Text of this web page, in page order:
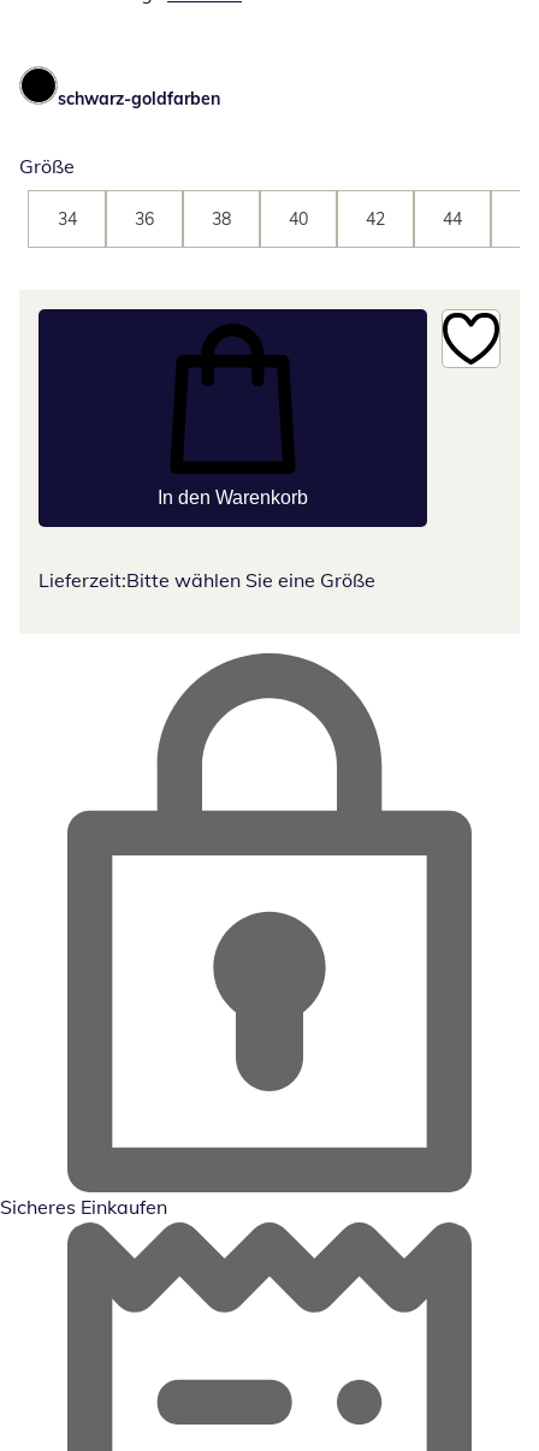
schwarz-goldfarben
Größe
34 36 38 40 42 44
In den Warenkorb
Lieferzeit:Bitte wählen Sie eine Größe
Sicheres Einkaufen